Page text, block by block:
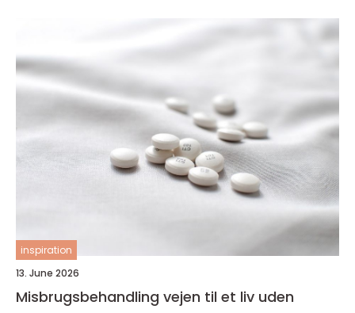
inspiration
13. June 2026
Misbrugsbehandling vejen til et liv uden